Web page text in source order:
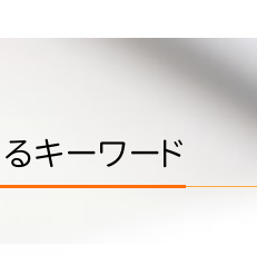
キーワード